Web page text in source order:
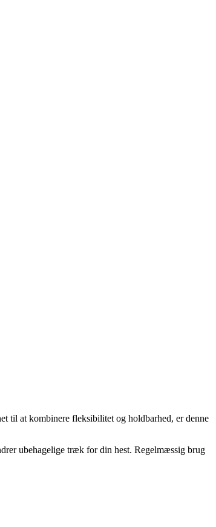
til at kombinere fleksibilitet og holdbarhed, er denne
ubehagelige træk for din hest. Regelmæssig brug